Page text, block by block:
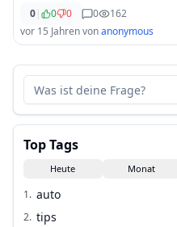
0| 0 0 0
162
vor 15 Jahrenvonanonymous
Top Tags
Heute Monat
1. auto
2. tips